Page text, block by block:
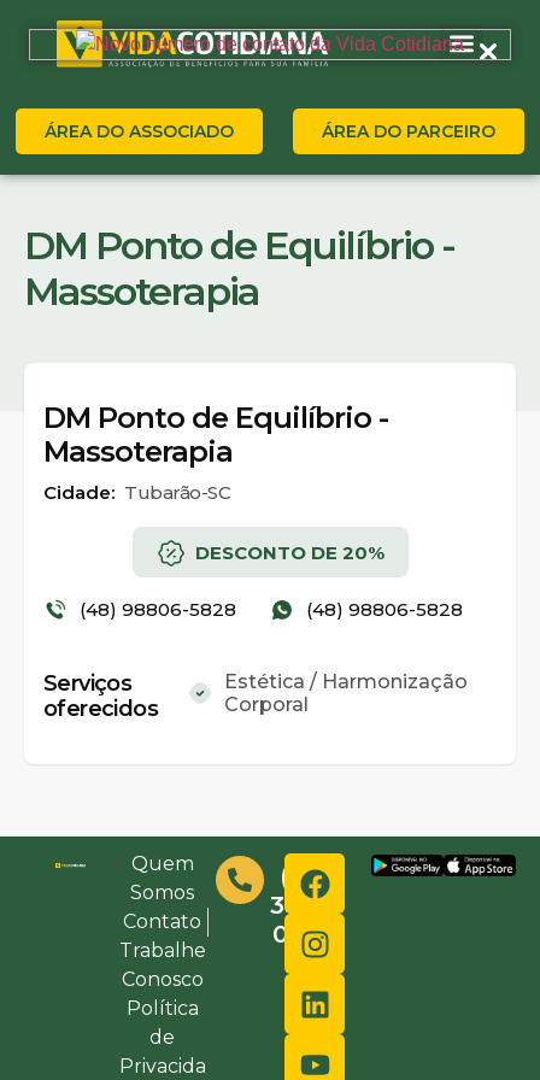
ÁREA DO ASSOCIADO ÁREA DO PARCEIRO
DM Ponto de Equilíbrio -
Massoterapia
DM Ponto de Equilíbrio -
Massoterapia
Cidade: Tubarão-SC
DESCONTO DE 20%
(48) 98806-5828 (48) 98806-5828
Serviços
oferecidos
Estética / Harmonização
Corporal
Quem
Somos
Contato
Trabalhe
Conosco
Política
de
Privacida
(48)
3632-
0000